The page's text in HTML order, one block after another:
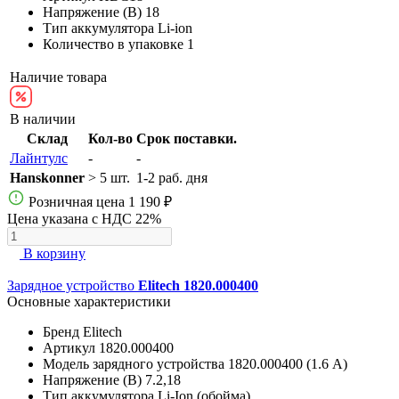
Напряжение (В) 18
Тип аккумулятора Li-ion
Количество в упаковке 1
Наличие товара
В наличии
Склад
Кол-во Срок поставки.
Лайнтулс
-
-
Hanskonner > 5 шт. 1-2 раб. дня
Розничная цена 1 190 ₽
Цена указана с НДС 22%
В корзину
Зарядное устройство Elitech 1820.000400
Основные характеристики
Бренд Elitech
Артикул 1820.000400
Модель зарядного устройства 1820.000400 (1.6 А)
Напряжение (В) 7.2,18
Тип аккумулятора Li-Ion (обойма)